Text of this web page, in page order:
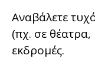
Αναβάλετε
(πχ. σε θέατρα,
εκδρομές.